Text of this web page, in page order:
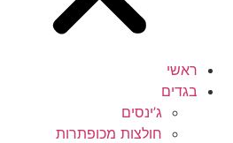
ראשי
בגדים
ג’ינסים
חולצות מכופתרות